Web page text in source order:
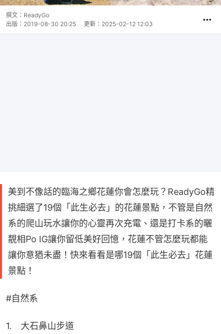
撰文： ReadyGo
出版： 2019-08-30 20:25 更新： 2025-02-12 12:03
美到不像話的臨海之鄉花蓮你會怎麼玩？ReadyGo精
挑細選了19個「此生必去」的花蓮景點，不管是自然
系的爬山玩水讓你的心靈再次充電、還是打卡系的曬
靚相Po IG讓你留低美好回憶，花蓮不管怎麼玩都能
讓你意猶未盡！快來看看是哪19個「此生必去」花蓮
景點！
#自然系
1.　大石鼻山步道